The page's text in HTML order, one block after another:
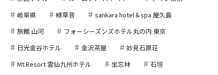
岐阜県
緑草音
sankara hotel＆spa 屋久島
旅館 山河
フォーシーズンズホテル丸の内 東京
日光金谷ホテル
金沢茶屋
妙見石原荘
Mt.Resort 雲仙九州ホテル
坐忘林
石垣